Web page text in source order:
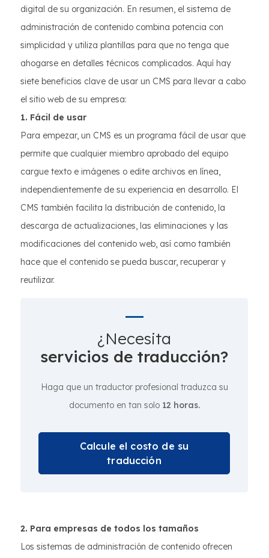
digital de su organización. En resumen, el sistema de
administración de contenido combina potencia con
simplicidad y utiliza plantillas para que no tenga que
ahogarse en detalles técnicos complicados. Aquí hay
siete beneficios clave de usar un CMS para llevar a cabo
el sitio web de su empresa:
1. Fácil de usar
Para empezar, un CMS es un programa fácil de usar que
permite que cualquier miembro aprobado del equipo
cargue texto e imágenes o edite archivos en línea,
independientemente de su experiencia en desarrollo. El
CMS también facilita la distribución de contenido, la
descarga de actualizaciones, las eliminaciones y las
modificaciones del contenido web, así como también
hace que el contenido se pueda buscar, recuperar y
reutilizar.
¿Necesita
servicios de traducción?
Haga que un traductor profesional traduzca su
documento en tan solo 12 horas.
Calcule el costo de su
traducción
2. Para empresas de todos los tamaños
Los sistemas de administración de contenido ofrecen